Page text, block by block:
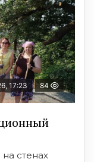
17:23 84
стенах